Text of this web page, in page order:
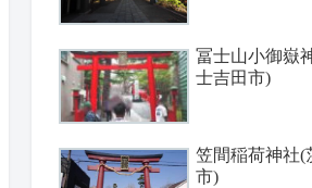
冨士山小御嶽
士吉田市)
笠間稲荷神社(
市)